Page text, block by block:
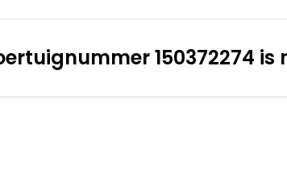
150372274 is